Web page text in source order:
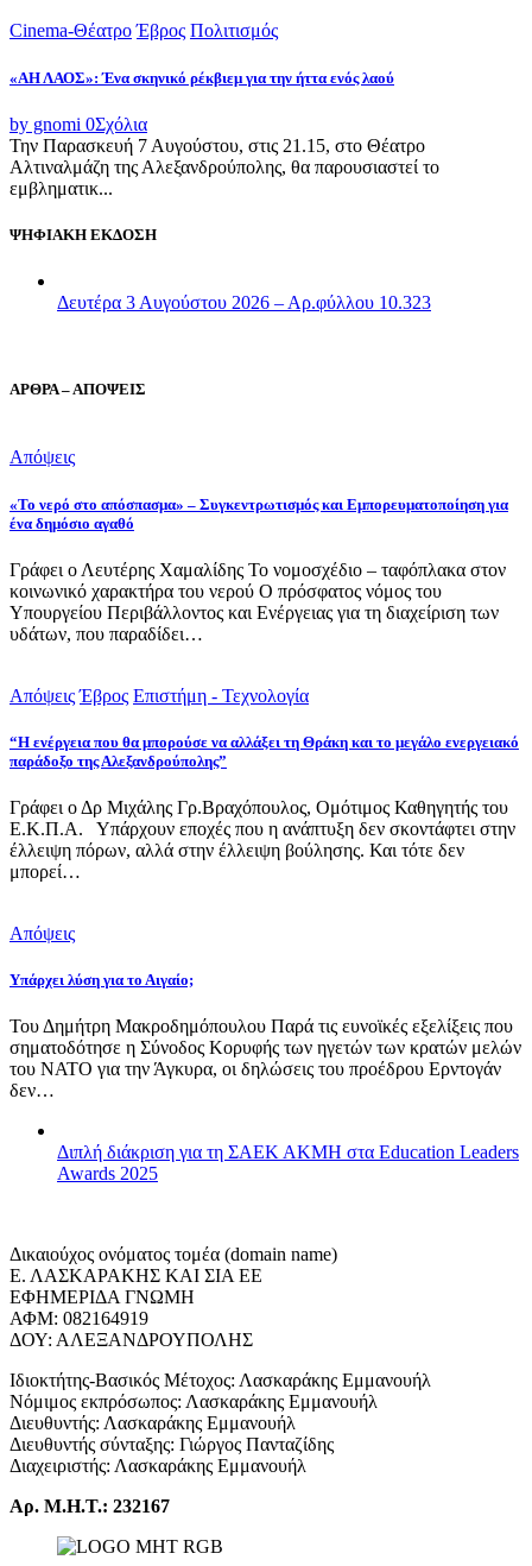
Cinema-Θέατρο Έβρος Πολιτισμός
«ΑΗ ΛΑΟΣ»: Ένα σκηνικό ρέκβιεμ για την ήττα ενός λαού
by gnomi 0Σχόλια
Την Παρασκευή 7 Αυγούστου, στις 21.15, στο Θέατρο
Αλτιναλμάζη της Αλεξανδρούπολης, θα παρουσιαστεί το
εμβληματικ...
ΨΗΦΙΑΚΗ ΕΚΔΟΣΗ
Δευτέρα 3 Αυγούστου 2026 – Αρ.φύλλου 10.323
ΑΡΘΡΑ – ΑΠΟΨΕΙΣ
Απόψεις
«Το νερό στο απόσπασμα» – Συγκεντρωτισμός και Εμπορευματοποίηση για
ένα δημόσιο αγαθό
Γράφει ο Λευτέρης Χαμαλίδης Το νομοσχέδιο – ταφόπλακα στον
κοινωνικό χαρακτήρα του νερού Ο πρόσφατος νόμος του
Υπουργείου Περιβάλλοντος και Ενέργειας για τη διαχείριση των
υδάτων, που παραδίδει…
Απόψεις Έβρος Επιστήμη - Τεχνολογία
“Η ενέργεια που θα μπορούσε να αλλάξει τη Θράκη και το μεγάλο ενεργειακό
παράδοξο της Αλεξανδρούπολης”
Γράφει ο Δρ Μιχάλης Γρ.Βραχόπουλος, Ομότιμος Καθηγητής του
Ε.Κ.Π.Α. Υπάρχουν εποχές που η ανάπτυξη δεν σκοντάφτει στην
έλλειψη πόρων, αλλά στην έλλειψη βούλησης. Και τότε δεν
μπορεί…
Απόψεις
Υπάρχει λύση για το Αιγαίο;
Του Δημήτρη Μακροδημόπουλου Παρά τις ευνοϊκές εξελίξεις που
σηματοδότησε η Σύνοδος Κορυφής των ηγετών των κρατών μελών
του ΝΑΤΟ για την Άγκυρα, οι δηλώσεις του προέδρου Ερντογάν
δεν…
Διπλή διάκριση για τη ΣΑΕΚ ΑΚΜΗ στα Education Leaders
Awards 2025
Δικαιούχος ονόματος τομέα (domain name)
Ε. ΛΑΣΚΑΡΑΚΗΣ ΚΑΙ ΣΙΑ ΕΕ
ΕΦΗΜΕΡΙΔΑ ΓΝΩΜΗ
ΑΦΜ: 082164919
ΔΟΥ: ΑΛΕΞΑΝΔΡΟΥΠΟΛΗΣ
Ιδιοκτήτης-Βασικός Μέτοχος: Λασκαράκης Εμμανουήλ
Νόμιμος εκπρόσωπος: Λασκαράκης Εμμανουήλ
Διευθυντής: Λασκαράκης Εμμανουήλ
Διευθυντής σύνταξης: Γιώργος Πανταζίδης
Διαχειριστής: Λασκαράκης Εμμανουήλ
Αρ. Μ.Η.Τ.: 232167